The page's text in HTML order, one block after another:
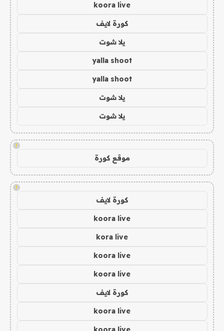
koora live
كورة لايف
يلا شوت
yalla shoot
yalla shoot
يلا شوت
يلا شوت
!
موقع كورة
!
كورة لايف
koora live
kora live
koora live
koora live
كورة لايف
koora live